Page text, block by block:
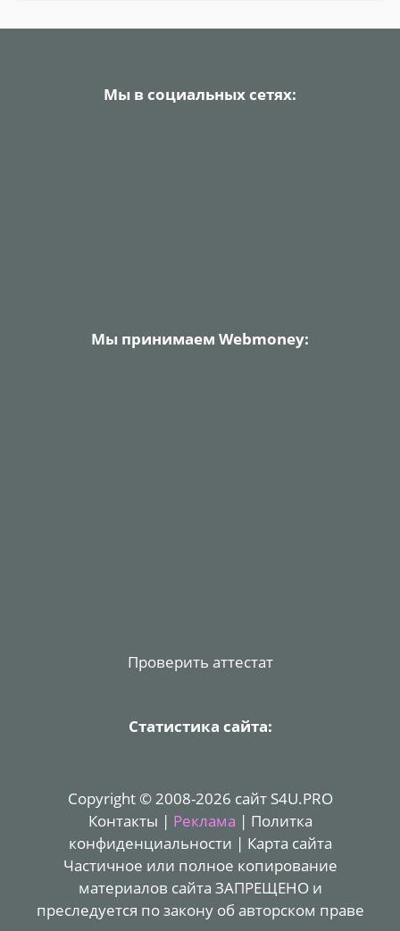
Мы в социальных сетях:
Мы принимаем Webmoney:
Проверить аттестат
Статистика сайта:
Copyright © 2008-2026 сайт S4U.PRO
Контакты | Реклама | Политка
конфиденциальности | Карта сайта
Частичное или полное копирование
материалов сайта ЗАПРЕЩЕНО и
преследуется по закону об авторском праве